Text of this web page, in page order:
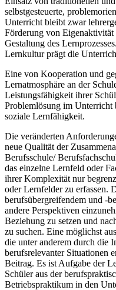
selbstgesteuerte,
Unterricht bleibt zwar
Förderung von
Gestaltung des
Lernkultur prägt die
Eine von Kooperation und
Lernatmosphäre an der
Leistungsfähigkeit ihrer
Problemlösung im Unterricht
soziale Lernfähigkeit.
Die veränderten
neue Qualität der
Berufsschule/
das einzelne Lernfeld oder
ihrer Komplexität nur
oder Lernfelder zu erfassen.
berufsübergreifendem und -
andere Perspektiven
Beziehung zu setzen und
zu suchen. Eine möglichst
die unter anderem durch die
berufsrelevanter Situationen
Beitrag. Es ist Aufgabe der
Schüler aus der
Betriebspraktikum in den